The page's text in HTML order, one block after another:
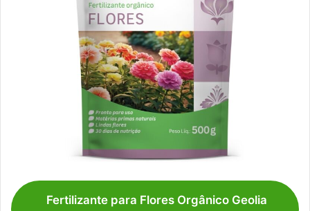
Fertilizante para Flores Orgânico Geolia